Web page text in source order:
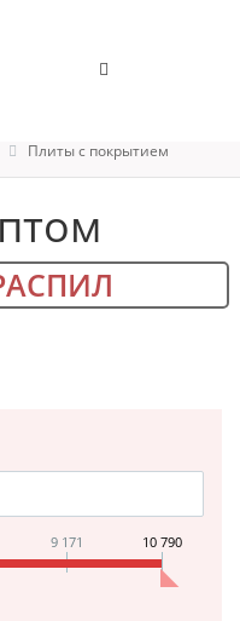
Плиты с покрытием
9 171 10 790